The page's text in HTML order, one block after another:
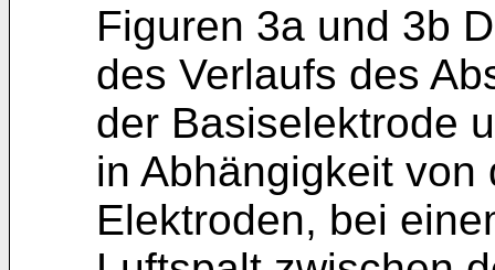
Figuren 3a und 3b
des Verlaufs des
der Basiselektrode
in Abhängigkeit
Elektroden, bei